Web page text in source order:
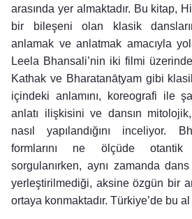
arasında yer almaktadır. Bu kitap,
bir bileşeni olan klasik
anlamak ve anlatmak amacıyla
Leela Bhansali’nin iki filmi
Kathak ve Bharatanāṭyam gibi
içindeki anlamını, koreografi ile
anlatı ilişkisini ve dansın
nasıl yapılandığını inceliyor.
formlarını ne ölçüde otantik
sorgulanırken, aynı zamanda
yerleştirilmediği, aksine özgün bir
ortaya konmaktadır. Türkiye’de bu al